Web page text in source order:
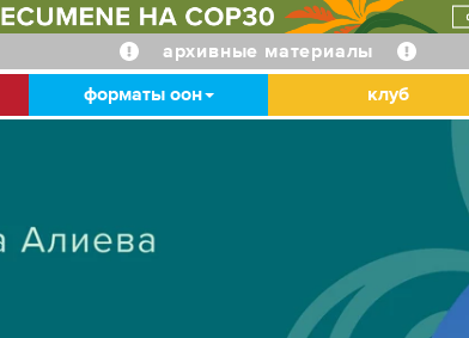
архивные материалы
форматы оон клуб